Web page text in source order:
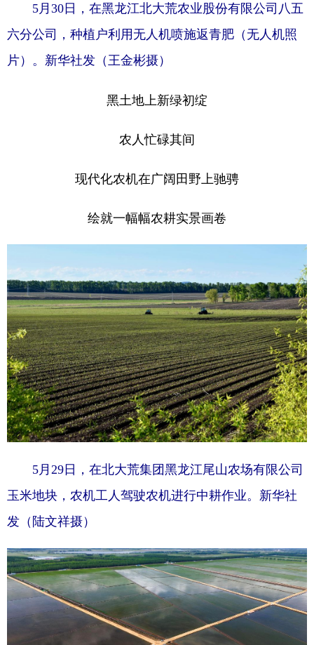
5月30日，在黑龙江北大荒农业股份有限公司八五
六分公司，种植户利用无人机喷施返青肥（无人机照
片）。新华社发（王金彬摄）
黑土地上新绿初绽
农人忙碌其间
现代化农机在广阔田野上驰骋
绘就一幅幅农耕实景画卷
5月29日，在北大荒集团黑龙江尾山农场有限公司
玉米地块，农机工人驾驶农机进行中耕作业。新华社
发（陆文祥摄）